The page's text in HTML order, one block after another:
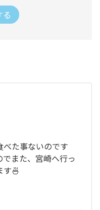
る
た事ないのです
また、宮崎へ行っ
す🍜